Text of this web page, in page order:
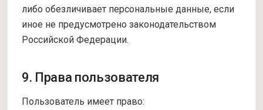
либо обезличивает персональные данные, если
иное не предусмотрено законодательством
Российской Федерации.
9. Права пользователя
Пользователь имеет право: